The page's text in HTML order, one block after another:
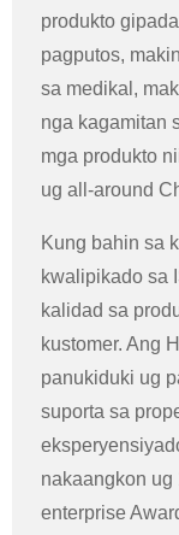
produkto
pagputos,
sa medikal,
nga kagamitan
mga produkto
ug all-around
Kung bahin sa
kwalipikado sa
kalidad sa
kustomer. Ang
panukiduki ug
suporta sa
nakaangkon ug
enterprise